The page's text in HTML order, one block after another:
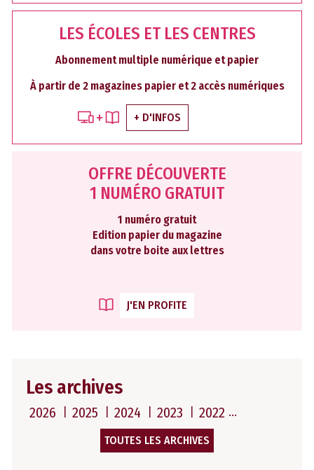
LES ÉCOLES ET LES CENTRES
Abonnement multiple numérique et papier
À partir de 2 magazines papier et 2 accès numériques
+ D'INFOS
OFFRE DÉCOUVERTE
1 NUMÉRO GRATUIT
1 numéro gratuit
Edition papier du magazine
dans votre boite aux lettres
J'EN PROFITE
Les archives
2026 2025 2024 2023 2022
TOUTES LES ARCHIVES